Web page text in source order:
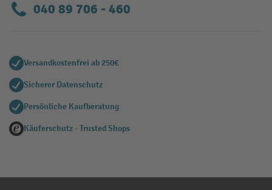
040 89 706 - 460
Versandkostenfrei ab 250€
Sicherer Datenschutz
Persönliche Kaufberatung
Käuferschutz - Trusted Shops